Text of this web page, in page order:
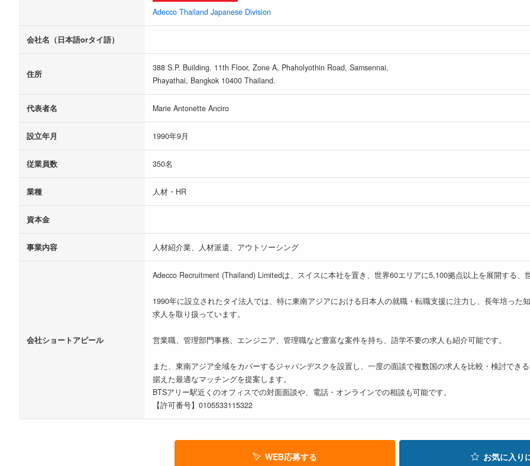
Adecco Thailand Japanese Division
会社名（日本語orタイ語）
住所
388 S.P. Building. 11th Floor, Zone A, Phaholyothin Road, Samsennai,
Phayathai, Bangkok 10400 Thailand.
代表者名 Marie Antonette Anciro
設立年月 1990年9月
従業員数 350名
業種 人材・HR
資本金
事業内容 人材紹介業、人材派遣、アウトソーシング
会社ショートアピール
Adecco Recruitment (Thailand) Limitedは、スイスに本社を置き、世界60エリアに5,100拠点以上を展開する
1990年に設立されたタイ法人では、特に東南アジアにおける日本人の就職・転職支援に注力し、長年培っ
求人を取り扱っています。
営業職、管理部門事務、エンジニア、管理職など豊富な案件を持ち、語学不要の求人も紹介可能です。
また、東南アジア全域をカバーするジャパンデスクを設置し、一度の面談で複数国の求人を比較・検討でき
据えた最適なマッチングを提案します。
BTSアリー駅近くのオフィスでの対面面談や、電話・オンラインでの相談も可能です。
【許可番号】0105533115322
WEB応募する お気に入り